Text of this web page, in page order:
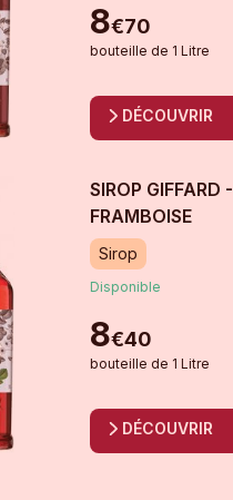
8€70
bouteille de 1 Litre
DÉCOUVRIR
SIROP GIFFARD -
FRAMBOISE
Sirop
Disponible
8€40
bouteille de 1 Litre
DÉCOUVRIR